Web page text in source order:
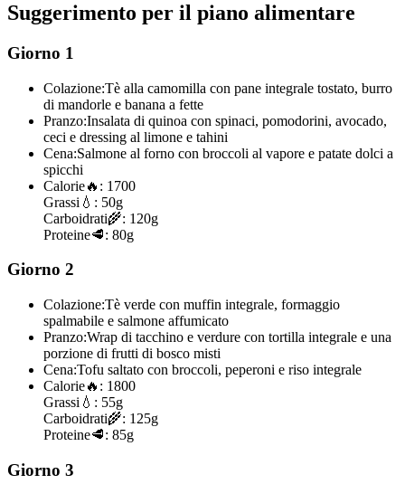
Suggerimento per il piano alimentare
Giorno 1
Colazione:Tè alla camomilla con pane integrale tostato, burro
di mandorle e banana a fette
Pranzo:Insalata di quinoa con spinaci, pomodorini, avocado,
ceci e dressing al limone e tahini
Cena:Salmone al forno con broccoli al vapore e patate dolci a
spicchi
Calorie🔥: 1700
Grassi 💧: 50g
Carboidrati🌾: 120g
Proteine🥩: 80g
Giorno 2
Colazione:Tè verde con muffin integrale, formaggio
spalmabile e salmone affumicato
Pranzo:Wrap di tacchino e verdure con tortilla integrale e una
porzione di frutti di bosco misti
Cena:Tofu saltato con broccoli, peperoni e riso integrale
Calorie🔥: 1800
Grassi 💧: 55g
Carboidrati🌾: 125g
Proteine🥩: 85g
Giorno 3